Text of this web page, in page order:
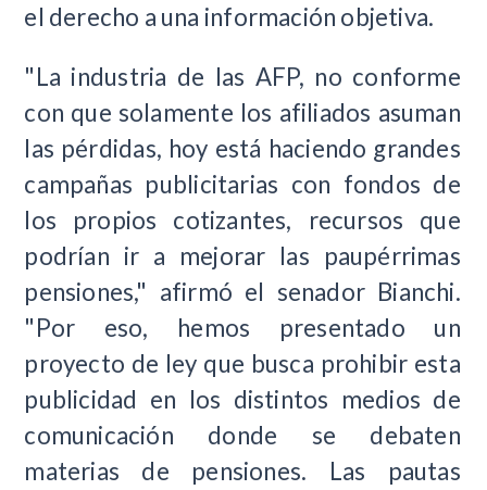
el derecho a una información objetiva.
"La industria de las AFP, no conforme
con que solamente los afiliados asuman
las pérdidas, hoy está haciendo grandes
campañas publicitarias con fondos de
los propios cotizantes, recursos que
podrían ir a mejorar las paupérrimas
pensiones," afirmó el senador Bianchi.
"Por eso, hemos presentado un
proyecto de ley que busca prohibir esta
publicidad en los distintos medios de
comunicación donde se debaten
materias de pensiones. Las pautas